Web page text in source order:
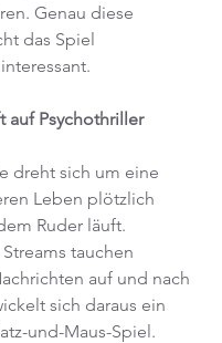
Genau diese
das Spiel
auf Psychothriller
dreht sich um eine
Leben plötzlich
Ruder läuft.
tauchen
auf und nach
sich daraus ein
und-Maus-Spiel.